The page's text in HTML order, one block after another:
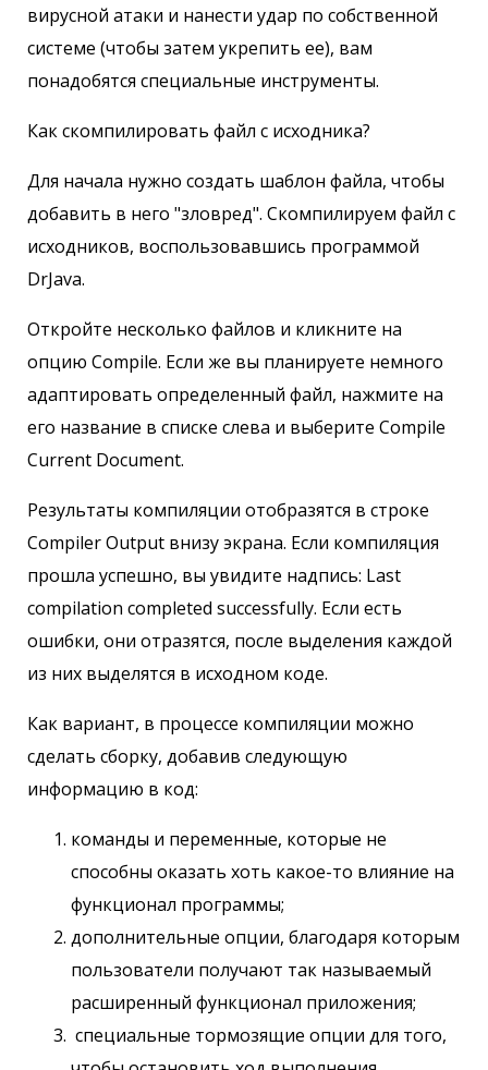
вирусной атаки и нанести удар по собственной
системе (чтобы затем укрепить ее), вам
понадобятся специальные инструменты.
Как скомпилировать файл с исходника?
Для начала нужно создать шаблон файла, чтобы
добавить в него "зловред". Скомпилируем файл с
исходников, воспользовавшись программой
DrJava.
Откройте несколько файлов и кликните на
опцию Compile. Если же вы планируете немного
адаптировать определенный файл, нажмите на
его название в списке слева и выберите Compile
Current Document.
Результаты компиляции отобразятся в строке
Compiler Output внизу экрана. Если компиляция
прошла успешно, вы увидите надпись: Last
compilation completed successfully. Если есть
ошибки, они отразятся, после выделения каждой
из них выделятся в исходном коде.
Как вариант, в процессе компиляции можно
сделать сборку, добавив следующую
информацию в код:
команды и переменные, которые не
способны оказать хоть какое-то влияние на
функционал программы;
дополнительные опции, благодаря которым
пользователи получают так называемый
расширенный функционал приложения;
специальные тормозящие опции для того,